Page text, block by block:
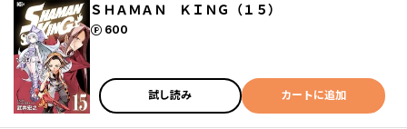
ＳＨＡＭＡＮ ＫＩＮＧ（１５）
600
ポイント
試し読み カートに追加